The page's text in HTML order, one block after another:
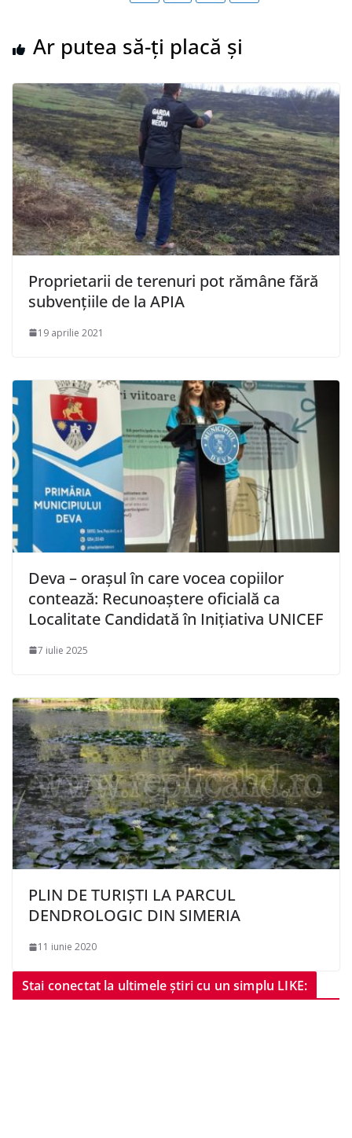
Ar putea să-ți placă și
Proprietarii de terenuri pot rămâne fără
subvențiile de la APIA
19 aprilie 2021
Deva – orașul în care vocea copiilor
contează: Recunoaștere oficială ca
Localitate Candidată în Inițiativa UNICEF
7 iulie 2025
PLIN DE TURIȘTI LA PARCUL
DENDROLOGIC DIN SIMERIA
11 iunie 2020
Stai conectat la ultimele știri cu un simplu LIKE: